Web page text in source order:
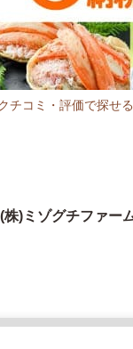
チコミ・評価で探せ
(株)ミゾグチファー